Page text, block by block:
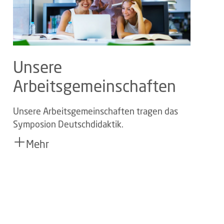
Unsere
Arbeitsgemeinschaften
Unsere Arbeitsgemeinschaften tragen das
Symposion Deutschdidaktik.
Mehr